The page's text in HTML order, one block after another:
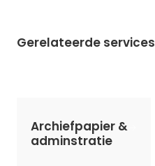
Gerelateerde services
Archiefpapier &
adminstratie